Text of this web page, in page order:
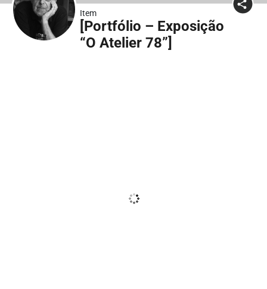
Item
[Portfólio – Exposição
“O Atelier 78”]